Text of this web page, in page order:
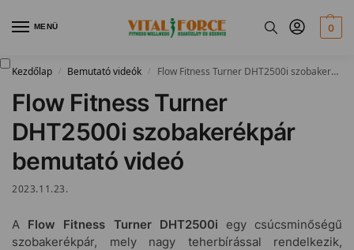
MENÜ 0
Kezdőlap / Bemutató videók / Flow Fitness Turner DHT2500i szobakerékpár bemutató videó
Flow Fitness Turner
DHT2500i szobakerékpár
bemutató videó
2023.11.23.
A Flow Fitness Turner DHT2500i egy csúcsminőségű
szobakerékpár, mely nagy teherbírással rendelkezik,